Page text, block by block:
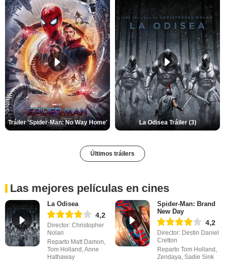
Tráiler 'Spider-Man: No Way Home' La Odisea Tráiler (3)
Últimos tráilers
Las mejores películas en cines
La Odisea
4,2
Director: Christopher
Nolan
Reparto Matt Damon,
Tom Holland, Anne
Hathaway
Spider-Man: Brand
New Day
4,2
Director: Destin Daniel
Cretton
Reparto Tom Holland,
Zendaya, Sadie Sink